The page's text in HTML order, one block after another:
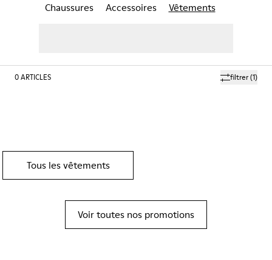
Chaussures Accessoires Vêtements
filtrer(1)
0ARTICLES
Tous les vêtements
Voir toutes nos promotions